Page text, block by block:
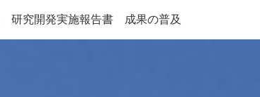
研究開発実施報告書 成果の普及